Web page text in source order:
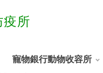
疫所
寵物銀行動物收容所